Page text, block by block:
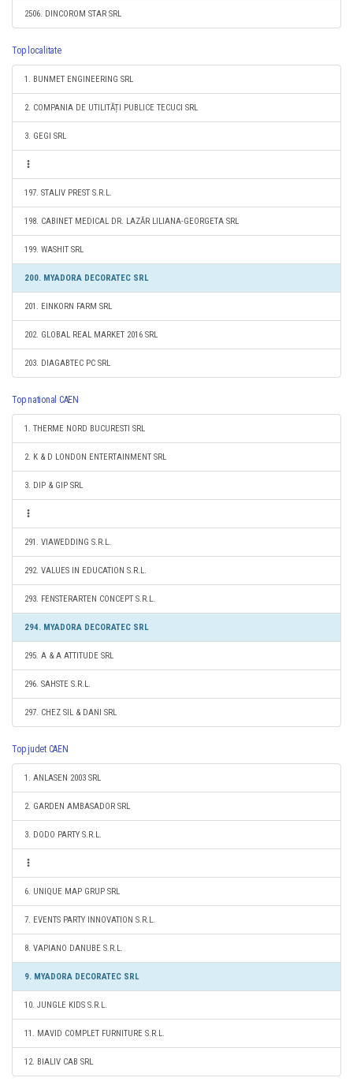
2506. DINCOROM STAR SRL
Top localitate
1. BUNMET ENGINEERING SRL
2. COMPANIA DE UTILITĂȚI PUBLICE TECUCI SRL
3. GEGI SRL
197. STALIV PREST S.R.L.
198. CABINET MEDICAL DR. LAZĂR LILIANA-GEORGETA SRL
199. WASHIT SRL
200. MYADORA DECORATEC SRL
201. EINKORN FARM SRL
202. GLOBAL REAL MARKET 2016 SRL
203. DIAGABTEC PC SRL
Top national CAEN
1. THERME NORD BUCURESTI SRL
2. K & D LONDON ENTERTAINMENT SRL
3. DIP & GIP SRL
291. VIAWEDDING S.R.L.
292. VALUES IN EDUCATION S.R.L.
293. FENSTERARTEN CONCEPT S.R.L.
294. MYADORA DECORATEC SRL
295. A & A ATTITUDE SRL
296. SAHSTE S.R.L.
297. CHEZ SIL & DANI SRL
Top judet CAEN
1. ANLASEN 2003 SRL
2. GARDEN AMBASADOR SRL
3. DODO PARTY S.R.L.
6. UNIQUE MAP GRUP SRL
7. EVENTS PARTY INNOVATION S.R.L.
8. VAPIANO DANUBE S.R.L.
9. MYADORA DECORATEC SRL
10. JUNGLE KIDS S.R.L.
11. MAVID COMPLET FURNITURE S.R.L.
12. BIALIV CAB SRL